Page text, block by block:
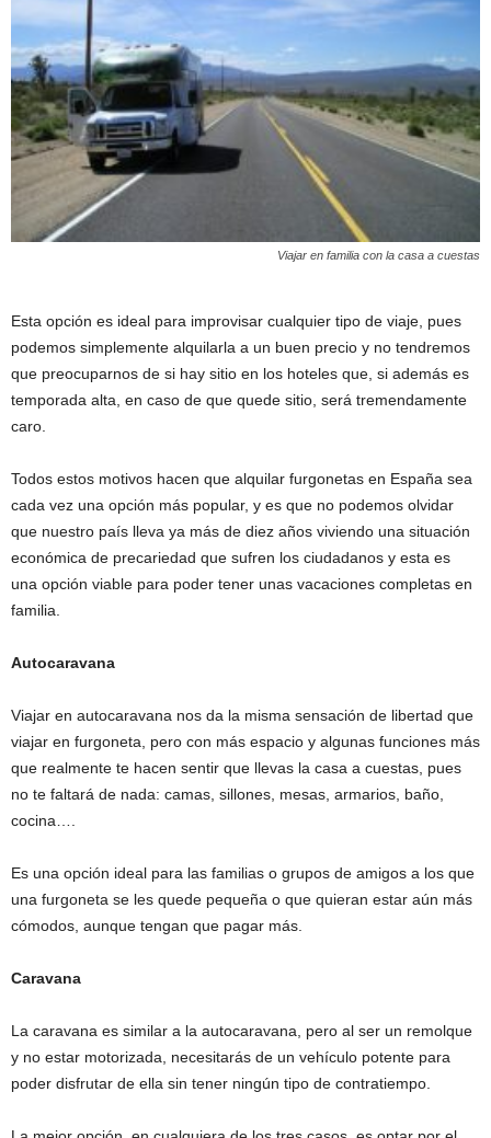
Viajar en familia con la casa a cuestas
Esta opción es ideal para improvisar cualquier tipo de viaje, pues
podemos simplemente alquilarla a un buen precio y no tendremos
que preocuparnos de si hay sitio en los hoteles que, si además es
temporada alta, en caso de que quede sitio, será tremendamente
caro.
Todos estos motivos hacen que alquilar furgonetas en España sea
cada vez una opción más popular, y es que no podemos olvidar
que nuestro país lleva ya más de diez años viviendo una situación
económica de precariedad que sufren los ciudadanos y esta es
una opción viable para poder tener unas vacaciones completas en
familia.
Autocaravana
Viajar en autocaravana nos da la misma sensación de libertad que
viajar en furgoneta, pero con más espacio y algunas funciones más
que realmente te hacen sentir que llevas la casa a cuestas, pues
no te faltará de nada: camas, sillones, mesas, armarios, baño,
cocina….
Es una opción ideal para las familias o grupos de amigos a los que
una furgoneta se les quede pequeña o que quieran estar aún más
cómodos, aunque tengan que pagar más.
Caravana
La caravana es similar a la autocaravana, pero al ser un remolque
y no estar motorizada, necesitarás de un vehículo potente para
poder disfrutar de ella sin tener ningún tipo de contratiempo.